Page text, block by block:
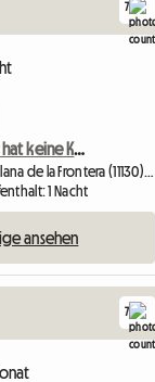
7
Zimmer mit Bad hat keine Küche
Gästezimmer | Chiclana de la Frontera (11130) | 25 M2
1 Nacht
ansehen
7